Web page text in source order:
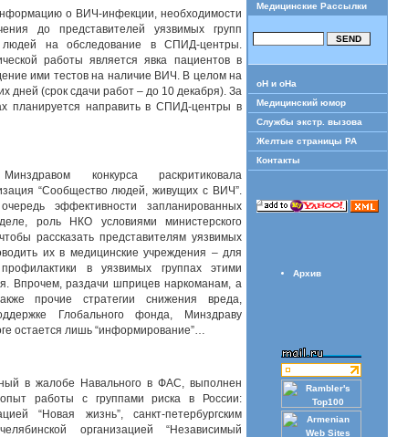
о ВИЧ-инфекции, необходимости
до представителей уязвимых групп
на обследование в СПИД-центры.
работы является явка пациентов в
ими тестов на наличие ВИЧ. В целом на
дней (срок сдачи работ – до 10 декабря). За
планируется направить в СПИД-центры в
конкурса раскритиковала
“Сообщество людей, живущих с ВИЧ”.
эффективности запланированных
роль НКО условиями министерского
рассказать представителям уязвимых
их в медицинские учреждения – для
в уязвимых группах этими
Впрочем, раздачи шприцев наркоманам, а
прочие стратегии снижения вреда,
Глобального фонда, Минздраву
остается лишь “информирование”…
в жалобе Навального в ФАС, выполнен
работы с группами риска в России:
“Новая жизнь”, санкт-петербургским
организацией “Независимый
Медицинские Рассылки
оН и оНа
Медицинский юмор
Службы экстр. вызова
Желтые страницы РА
Контакты
Архив